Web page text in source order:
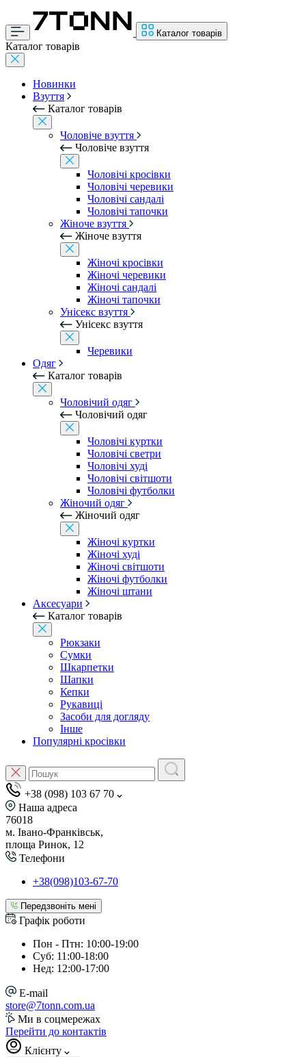
Каталог товарів
Каталог товарів
Новинки
Взуття
Каталог товарів
Чоловіче взуття
Чоловіче взуття
Чоловічі кросівки
Чоловічі черевики
Чоловічі сандалі
Чоловічі тапочки
Жіноче взуття
Жіноче взуття
Жіночі кросівки
Жіночі черевики
Жіночі сандалі
Жіночі тапочки
Унісекс взуття
Унісекс взуття
Черевики
Одяг
Каталог товарів
Чоловічий одяг
Чоловічий одяг
Чоловічі куртки
Чоловічі светри
Чоловічі худі
Чоловічі світшоти
Чоловічі футболки
Жіночий одяг
Жіночий одяг
Жіночі куртки
Жіночі худі
Жіночі світшоти
Жіночі футболки
Жіночі штани
Аксесуари
Каталог товарів
Рюкзаки
Сумки
Шкарпетки
Шапки
Кепки
Рукавиці
Засоби для догляду
Інше
Популярні кросівки
+38 (098) 103 67 70
Наша адреса
76018
м. Івано-Франківськ,
площа Ринок, 12
Телефони
+38(098)103-67-70
Передзвоніть мені
Графік роботи
Пон - Птн: 10:00-19:00
Суб: 11:00-18:00
Нед: 12:00-17:00
E-mail
store@7tonn.com.ua
Ми в соцмережах
Перейти до контактів
Клієнту